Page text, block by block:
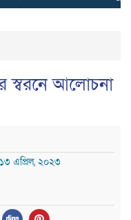
স্বরনে আলোচনা
এপ্রিল, ২০২৩